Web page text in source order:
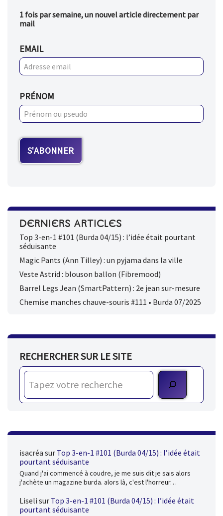
1 fois par semaine, un nouvel article directement par
mail
EMAIL
PRÉNOM
DERNIERS ARTICLES
Top 3-en-1 #101 (Burda 04/15) : l’idée était pourtant
séduisante
Magic Pants (Ann Tilley) : un pyjama dans la ville
Veste Astrid : blouson ballon (Fibremood)
Barrel Legs Jean (SmartPattern) : 2e jean sur-mesure
Chemise manches chauve-souris #111 • Burda 07/2025
RECHERCHER SUR LE SITE
isacréa sur Top 3-en-1 #101 (Burda 04/15) : l’idée était
pourtant séduisante
Quand j'ai commencé à coudre, je me suis dit je sais alors
j'achète un magazine burda. alors là, c'est l'horreur…
Liseli sur Top 3-en-1 #101 (Burda 04/15) : l’idée était
pourtant séduisante